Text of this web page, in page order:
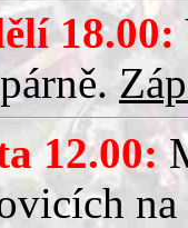
18.00:
12.00: